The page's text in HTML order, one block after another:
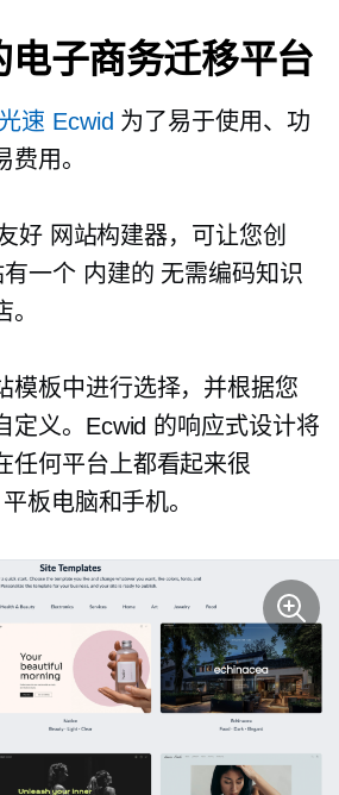
电子商务迁移平台
光速 Ecwid 为了易于使用、功
用。
好网站构建器，可让您创
一个 内建的 无需编码知识
模板中进行选择，并根据您
定义。Ecwid 的响应式设计将
任何平台上都看起来很
平板电脑和手机。